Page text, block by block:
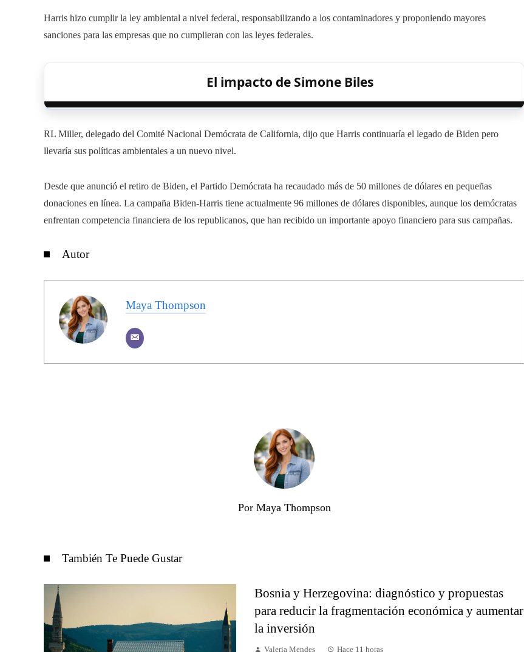
Harris hizo cumplir la ley ambiental a nivel federal, responsabilizando a los contaminadores y proponiendo mayores
sanciones para las empresas que no cumplieran con las leyes federales.
El impacto de Simone Biles
RL Miller, delegado del Comité Nacional Demócrata de California, dijo que Harris continuaría el legado de Biden pero
llevaría sus políticas ambientales a un nuevo nivel.
Desde que anunció el retiro de Biden, el Partido Demócrata ha recaudado más de 50 millones de dólares en pequeñas
donaciones en línea. La campaña Biden-Harris tiene actualmente 96 millones de dólares disponibles, aunque los demócratas
enfrentan competencia financiera de los republicanos, que han recibido un importante apoyo financiero para sus campañas.
Autor
Maya Thompson
Por Maya Thompson
También Te Puede Gustar
Bosnia y Herzegovina: diagnóstico y propuestas
para reducir la fragmentación económica y aumentar
la inversión
Valeria Mendes Hace 11 horas